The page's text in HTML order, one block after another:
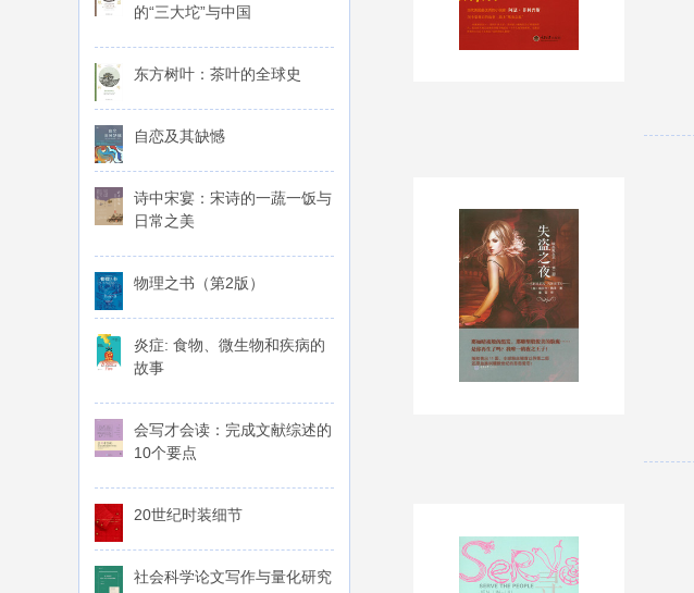
的“三大坨”与中国
东方树叶：茶叶的全球史
自恋及其缺憾
诗中宋宴：宋诗的一蔬一饭与
日常之美
物理之书（第2版）
炎症: 食物、微生物和疾病的
故事
会写才会读：完成文献综述的
10个要点
20世纪时装细节
社会科学论文写作与量化研究